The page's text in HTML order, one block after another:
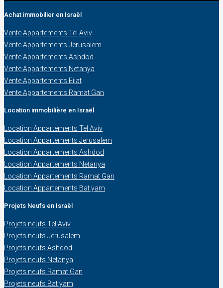
Achat immobilier en Israël
Vente Appartements Tel Aviv
Vente Appartements Jerusalem
Vente Appartements Ashdod
Vente Appartements Netanya
Vente Appartements Eilat
Vente Appartements Ramat Gan
Location immobilière en Israël
Location Appartements Tel Aviv
Location Appartements Jerusalem
Location Appartements Ashdod
Location Appartements Netanya
Location Appartements Ramat Gan
Location Appartements Bat yam
Projets Neufs en Israël
Projets neufs Tel Aviv
Projets neufs Jerusalem
Projets neufs Ashdod
Projets neufs Netanya
Projets neufs Ramat Gan
Projets neufs Bat yam